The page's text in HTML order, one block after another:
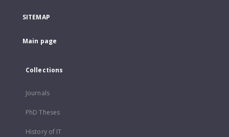
SITEMAP
Main page
Collections
Journals
PhD Theses
History of IT